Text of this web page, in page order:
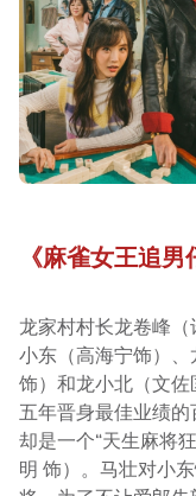
《麻雀女王追男
龙家村村长龙卷峰
小东（高海宁饰）
饰）和龙小北（文
五年晋身最佳业绩
却是一个“天生麻将
明 饰）。马壮对小